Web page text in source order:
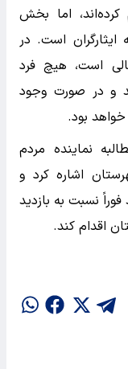
کرده‌اند، اما بخش
است. در
خالی است، هیچ فرد
و در صورت وجود
خواهد بود.
نماینده مردم
اشاره کرد و
نسبت به بازدید
اقدام کند.